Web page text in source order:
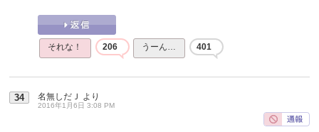
それな！ 206 うーん… 401
34 名無しだＪ より
2016年1月6日 3:08 PM